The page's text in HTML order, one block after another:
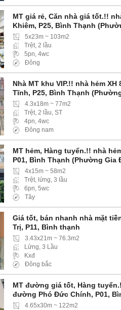
MT giá rẻ, Căn nhà giá tốt.!!
Khiêm, P25, Bình Thạnh
mặt tiền đường
5x23m ~ 103m2
Trệt, 2 lầu
5pn, 4wc
Đông
Nhà MT khu VIP.!! nhà hẻm XH
Tĩnh, P25, Bình Thạnh
khu đồng bộ
4.3x18m ~ 77m2
Trệt, 2 lầu, ST
4pn, 4wc
Đông nam
MT hẻm, Hàng tuyển.!! nhà
P01, Bình Thạnh (Phường Gia
4x15m ~ 58m2
Trệt, lửng, 3 lầu
6pn, 5wc
Tây
Giá tốt, bán nhanh nhà mặt
Trị, P11, Bình thạnh
3.43x21m ~ 76.3m2
Lửng, 3 Lầu
Kxđ
Đông bắc
MT đường giá tốt, Hàng
đường Phó Đức Chính, P01,
(Phường Gia Định) mặt tiền
4.65x30m ~ 122m2